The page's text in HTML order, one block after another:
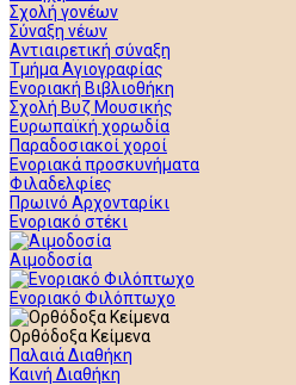
Σχολή γονέων
Σύναξη νέων
Αντιαιρετική σύναξη
Τμήμα Αγιογραφίας
Ενοριακή Βιβλιοθήκη
Σχολή Βυζ Μουσικής
Ευρωπαϊκή χορωδία
Παραδοσιακοί χοροί
Ενοριακά προσκυνήματα
Φιλαδελφίες
Πρωινό Αρχονταρίκι
Ενοριακό στέκι
Αιμοδοσία
Ενοριακό Φιλόπτωχο
Ορθόδοξα Κείμενα
Παλαιά Διαθήκη
Καινή Διαθήκη